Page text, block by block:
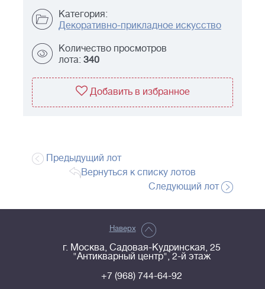
Категория:
Декоративно-прикладное искусство
Количество просмотров
лота: 340
Добавить в избранное
Предыдущий лот
Вернуться к списку лотов
Следующий лот
Наверх
г. Москва, Садовая-Кудринская, 25
"Антикварный центр", 2-й этаж
+7 (968) 744-64-92